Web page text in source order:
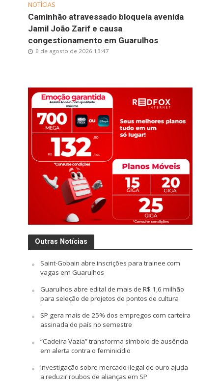
NOTÍCIAS
Caminhão atravessado bloqueia avenida
Jamil João Zarif e causa
congestionamento em Guarulhos
6 de agosto de 2026 13:47
Outras Notícias
Saint-Gobain abre inscrições para trainee com
vagas em Guarulhos
Guarulhos abre edital de mais de R$ 1,6 milhão
para seleção de projetos de pontos de cultura
SP gera mais de 25% dos empregos com carteira
assinada do país no semestre
“Cadeira Vazia” transforma símbolo de ausência
em alerta contra o feminicídio
Investigação sobre mercado ilegal de ouro ajuda
a reduzir roubos de alianças em SP